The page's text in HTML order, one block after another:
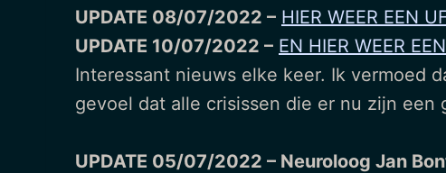
UPDATE 08/07/2022 – HIER WEER EEN
UPDATE 10/07/2022 – EN HIER WEER
Interessant nieuws elke keer. Ik vermoed
gevoel dat alle crisissen die er nu zijn een
UPDATE 05/07/2022 – Neuroloog Jan